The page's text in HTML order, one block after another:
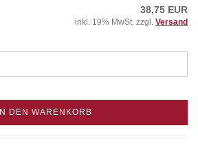
38,75 EUR
inkl. 19% MwSt. zzgl. Versand
IN DEN WARENKORB